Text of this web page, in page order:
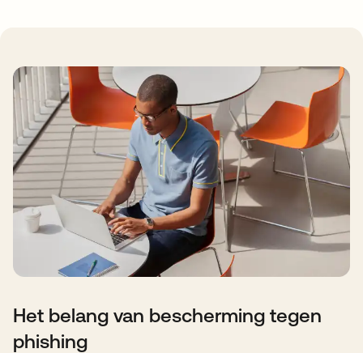
Het belang van bescherming tegen
phishing